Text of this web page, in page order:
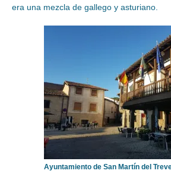
era una mezcla de gallego y asturiano.
Ayuntamiento de San Martín del